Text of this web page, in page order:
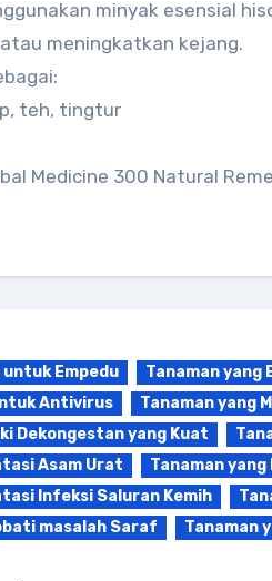
minyak esensial
meningkatkan kejang.
teh, tingtur
Medicine 300 Natural
untuk Empedu
Tanaman yang
Antivirus
Tanaman yang
Dekongestan yang Kuat
Asam Urat
Tanaman
Infeksi Saluran Kemih
masalah Saraf
Tanaman